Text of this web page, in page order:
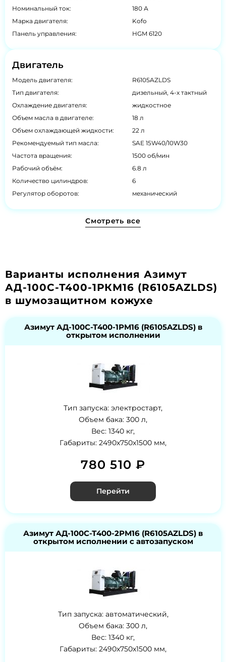
Номинальный ток:
180 А
Марка двигателя:
Kofo
Панель управления:
HGM 6120
Двигатель
Модель двигателя:
R6105AZLDS
Тип двигателя:
дизельный, 4-х тактный
Охлаждение двигателя:
жидкостное
Объем масла в двигателе:
18 л
Объем охлаждающей жидкости:
22 л
Рекомендуемый тип масла:
SAE 15W40/10W30
Частота вращения:
1500 об/мин
Рабочий объём:
6.8 л
Количество цилиндров:
6
Регулятор оборотов:
механический
Смотреть все
Варианты исполнения Азимут
АД-100С-Т400-1РКМ16 (R6105AZLDS)
в шумозащитном кожухе
Азимут АД-100С-Т400-1РМ16 (R6105AZLDS) в
открытом исполнении
Тип запуска: электростарт,
Объем бака: 300 л,
Вес: 1340 кг,
Габариты: 2490x750x1500 мм,
780 510 ₽
Перейти
Азимут АД-100С-Т400-2РМ16 (R6105AZLDS) в
открытом исполнении с автозапуском
Тип запуска: автоматический,
Объем бака: 300 л,
Вес: 1340 кг,
Габариты: 2490x750x1500 мм,